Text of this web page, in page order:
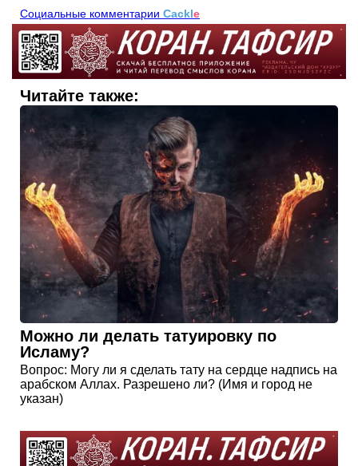
Читайте также:
Можно ли делать татуировку по
Исламу?
Вопрос: Могу ли я сделать тату на сердце надпись на
арабском Аллах. Разрешено ли? (Имя и город не
указан)
Причины, позволяющие не держать
пост